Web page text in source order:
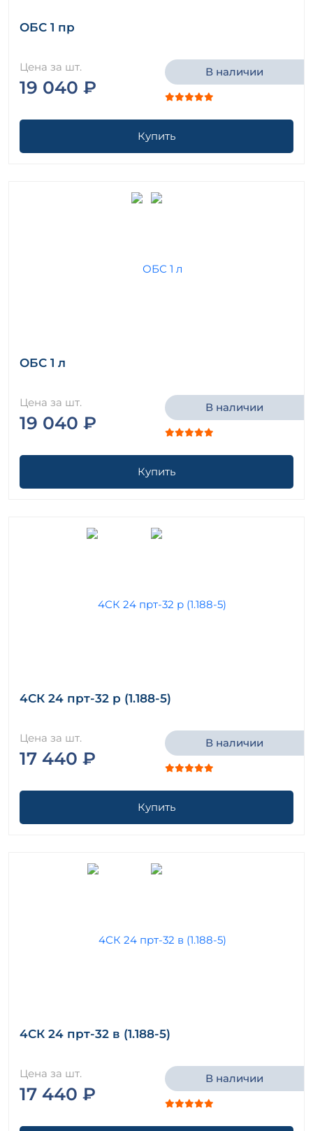
ОБС 1 пр
Цена за шт.
19 040 ₽
В наличии
Купить
ОБС 1 л
Цена за шт.
19 040 ₽
В наличии
Купить
4СК 24 прт-32 р (1.188-5)
Цена за шт.
17 440 ₽
В наличии
Купить
4СК 24 прт-32 в (1.188-5)
Цена за шт.
17 440 ₽
В наличии